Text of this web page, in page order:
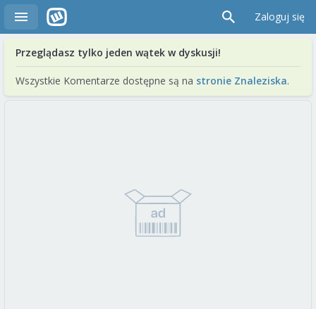
Zaloguj się
Przeglądasz tylko jeden wątek w dyskusji!
Wszystkie Komentarze dostępne są na stronie Znaleziska.